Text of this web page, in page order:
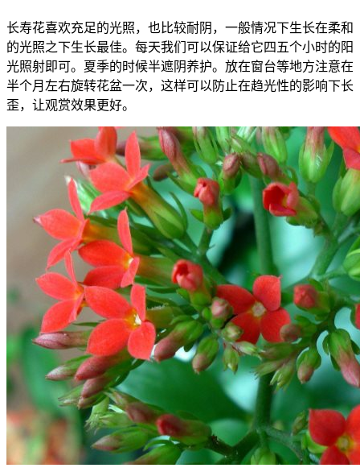
长寿花喜欢充足的光照，也比较耐阴，一般情况下生长在柔和
的光照之下生长最佳。每天我们可以保证给它四五个小时的阳
光照射即可。夏季的时候半遮阴养护。放在窗台等地方注意在
半个月左右旋转花盆一次，这样可以防止在趋光性的影响下长
歪，让观赏效果更好。